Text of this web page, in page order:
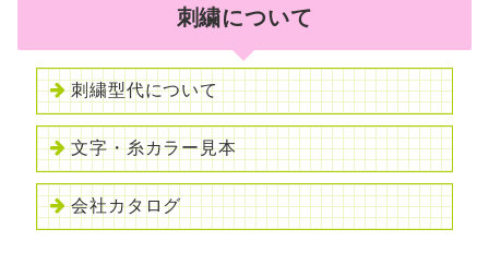
刺繍について
刺繍型代について
文字・糸カラー見本
会社カタログ